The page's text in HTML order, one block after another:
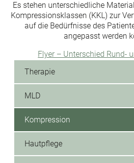
Therapie
MLD
Kompression
Hautpflege
Es stehen unterschiedliche
Kompressionsklassen (KKL) zur
auf die Bedürfnisse des
angepasst werden
Flyer – Unterschied Rund-